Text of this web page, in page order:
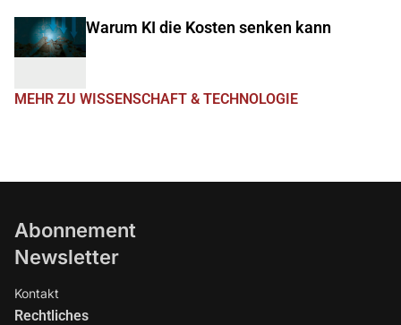
Warum KI die Kosten senken kann
MEHR ZU WISSENSCHAFT & TECHNOLOGIE
Abonnement
Newsletter
Kontakt
Rechtliches